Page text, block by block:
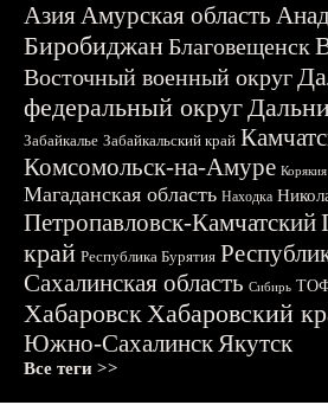
АзияАмурская область
БиробиджанБлаговещенск
Восточный военный округ
федеральный округ
Забайкалье Забайкальский край
Комсомольск-на-Амуре Корякия
Магаданская область Находка
Петропавловск-Камчатский
край Республика Бурятия
Сахалинская область Сибирь
ХабаровскХабаровский
Южно-СахалинскЯкутск
Все теги >>